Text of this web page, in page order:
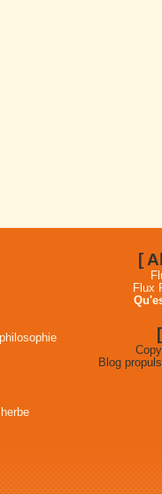
[
Flux
Blog